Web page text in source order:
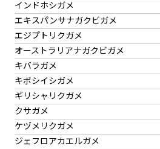
インドホシガメ
エキスパンサナガクビガメ
エジプトリクガメ
オーストラリアナガクビガメ
キバラガメ
キボシイシガメ
ギリシャリクガメ
クサガメ
ケヅメリクガメ
ジェフロアカエルガメ